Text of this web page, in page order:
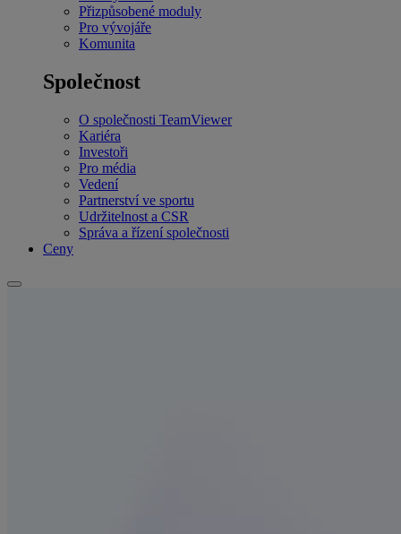
Přizpůsobené moduly
Pro vývojáře
Komunita
Společnost
O společnosti TeamViewer
Kariéra
Investoři
Pro média
Vedení
Partnerství ve sportu
Udržitelnost a CSR
Správa a řízení společnosti
Ceny